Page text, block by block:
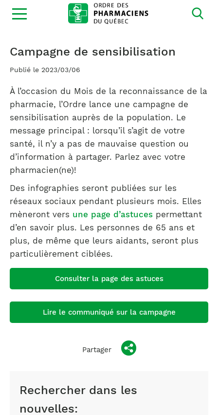
Ouvrir
la
Rechercher dans les
nouvelles:
Campagne de sensibilisation
Publié le 2023/03/06
À l’occasion du Mois de la reconnaissance de la
pharmacie, l’Ordre lance une campagne de
sensibilisation auprès de la population. Le
message principal : lorsqu’il s’agit de votre
santé, il n’y a pas de mauvaise question ou
d’information à partager. Parlez avec votre
pharmacien(ne)!
Des infographies seront publiées sur les
réseaux sociaux pendant plusieurs mois. Elles
mèneront vers une page d’astuces permettant
d’en savoir plus. Les personnes de 65 ans et
plus, de même que leurs aidants, seront plus
particulièrement ciblées.
Consulter la page des astuces
Lire le communiqué sur la campagne
Partager